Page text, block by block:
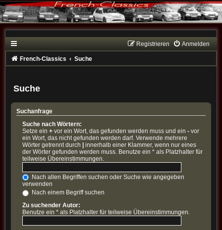
Anmelden
Registrieren
French-Classics Suche
Suche
Suchanfrage
Suche nach Wörtern:
Setze ein +vor ein Wort, das gefunden werden muss und ein -vor
ein Wort, das nicht gefunden werden darf. Verwende mehrere
Wörter getrennt durch
innerhalb einer Klammer, wenn nur eines
der Wörter gefunden werden muss. Benutze ein * als Platzhalter für
teilweise Übereinstimmungen.
Nach allen Begriffen suchen oder Suche wie angegeben
verwenden
Nach einem Begriff suchen
Zu suchender Autor:
Benutze ein * als Platzhalter für teilweise Übereinstimmungen.